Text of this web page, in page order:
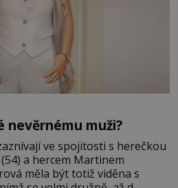
nevěrnému muži?
ve spojitosti s herečkou
a hercem Martinem
měla být totiž viděna s